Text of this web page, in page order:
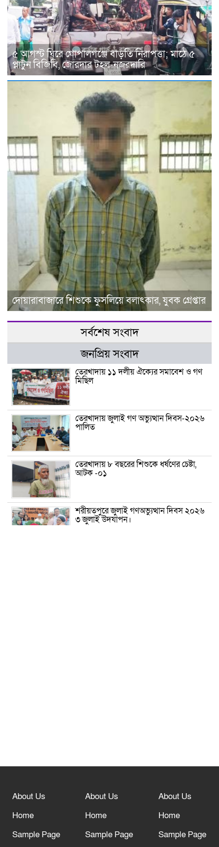
৫ আগস্ট ঘিরে গোপালগঞ্জে বাড়তি নিরাপত্তা; মাঠে ৫
প্লাটুন বিজিবি, জোরদার টহল-নজরদারি
দোয়ারাবাজারে শিশুকে ফুসলিয়ে বলাৎকার, যুবক গ্রেপ্তার
সর্বশেষ সংবাদ
জনপ্রিয় সংবাদ
তেরখাদায় ১১ দলীয় ঐক্যের সমাবেশ ও গণ
মিছিল
তেরখাদায় জুলাই গণ অভ্যুত্থান দিবস-২০২৬
পালিত
তেরখাদায় ৮ বছরের শিশুকে ধর্ষণের চেষ্টা,
আটক -০১
শরীয়তপুরে জুলাই গণঅভ্যুত্থান দিবস ২০২৬
৩ জুলাই উদযাপন।
“অসহযোগ” আন্দোলনের হুমকি
দরজা খোলা রেখেছেন
About Us
Home
Sample Page
About Us
Home
Sample Page
About Us
Home
Sample Page